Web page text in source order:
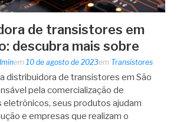
de transistores em
descubra mais sobre
em 10 de agosto de 2023em Transistores
distribuidora de transistores em São
pela comercialização de
seus produtos ajudam
e empresas que realizam o